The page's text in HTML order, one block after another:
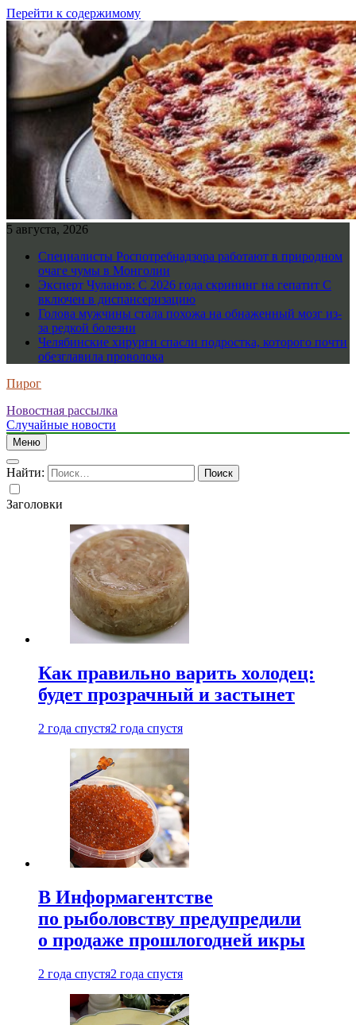
Перейти к содержимому
5 августа, 2026
Специалисты Роспотребнадзора работают в природном
очаге чумы в Монголии
Эксперт Чуланов: С 2026 года скрининг на гепатит С
включен в диспансеризацию
Голова мужчины стала похожа на обнаженный мозг из-
за редкой болезни
Челябинские хирурги спасли подростка, которого почти
обезглавила проволока
Пирог
Новостная рассылка
Случайные новости
Меню
Найти:
Заголовки
Как правильно варить холодец:
будет прозрачный и застынет
2 года спустя2 года спустя
В Информагентстве
по рыболовству предупредили
о продаже прошлогодней икры
2 года спустя2 года спустя